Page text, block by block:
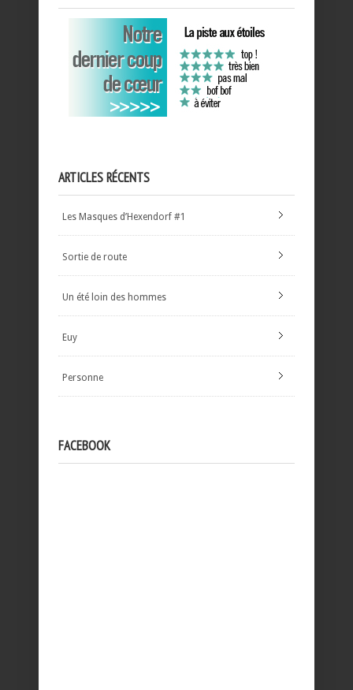
ARTICLES RÉCENTS
Les Masques d’Hexendorf #1
Sortie de route
Un été loin des hommes
Euy
Personne
FACEBOOK